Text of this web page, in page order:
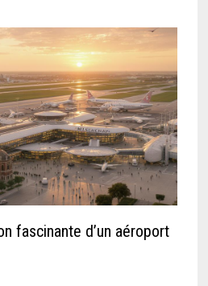
fascinante d’un aéroport